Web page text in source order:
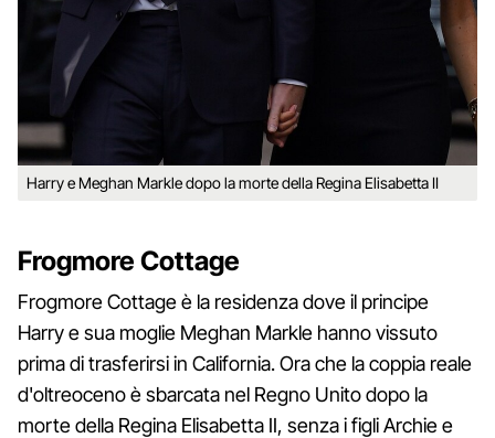
Harry e Meghan Markle dopo la morte della Regina Elisabetta II
Frogmore Cottage
Frogmore Cottage è la residenza dove il principe
Harry e sua moglie Meghan Markle hanno vissuto
prima di trasferirsi in California. Ora che la coppia reale
d'oltreoceno è sbarcata nel Regno Unito dopo la
morte della Regina Elisabetta II, senza i figli Archie e